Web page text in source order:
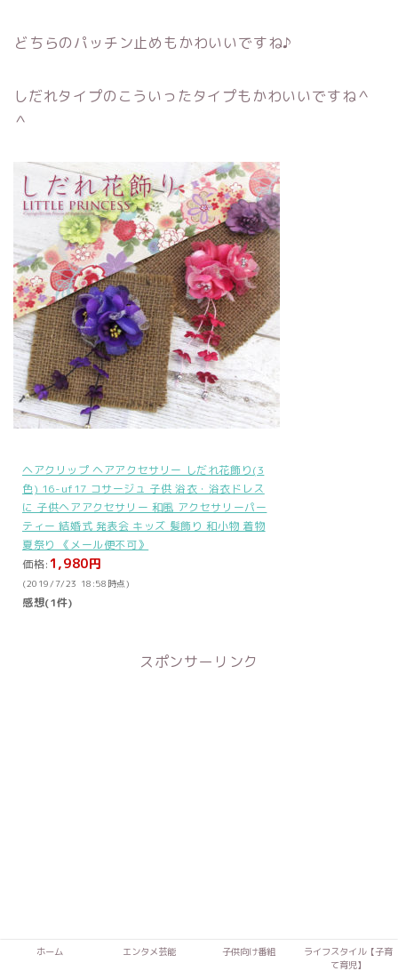
どちらのパッチン止めもかわいいですね♪
しだれタイプのこういったタイプもかわいいですね＾
＾
ヘアクリップ ヘアアクセサリー しだれ花飾り(3
色) 16-uf17 コサージュ 子供 浴衣・浴衣ドレス
に 子供ヘアアクセサリー 和風 アクセサリーパー
ティー 結婚式 発表会 キッズ 髪飾り 和小物 着物
夏祭り 《メール便不可》
価格: 1,980円
(2019/7/23 18:58時点)
感想(1件)
スポンサーリンク
ホーム エンタメ芸能 子供向け番組
ライフスタイル【子育
て育児】